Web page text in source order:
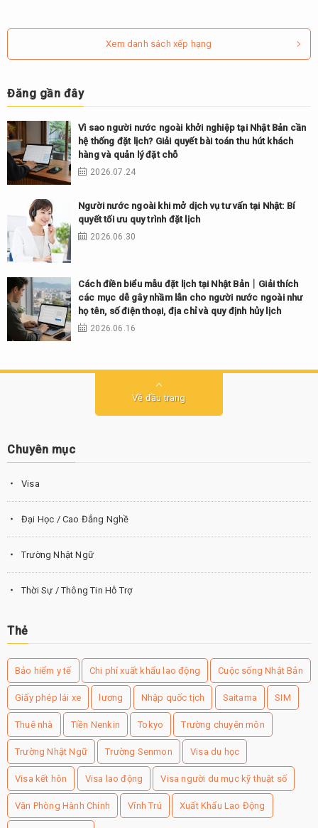
Xem danh sách xếp hạng
Đăng gần đây
Vì sao người nước ngoài khởi nghiệp tại Nhật Bản cần
hệ thống đặt lịch? Giải quyết bài toán thu hút khách
hàng và quản lý đặt chỗ
2026.07.24
Người nước ngoài khi mở dịch vụ tư vấn tại Nhật: Bí
quyết tối ưu quy trình đặt lịch
2026.06.30
Cách điền biểu mẫu đặt lịch tại Nhật Bản｜Giải thích
các mục dễ gây nhầm lẫn cho người nước ngoài như
họ tên, số điện thoại, địa chỉ và quy định hủy lịch
2026.06.16
Về đầu trang
Chuyên mục
Visa
Đại Học / Cao Đẳng Nghề
Trường Nhật Ngữ
Thời Sự / Thông Tin Hỗ Trợ
Thẻ
Bảo hiểm y tế Chi phí xuất khẩu lao động Cuộc sống Nhật Bản
Giấy phép lái xe lương Nhập quốc tịch Saitama SIM
Thuê nhà Tiền Nenkin Tokyo Trường chuyên môn
Trường Nhật Ngữ Trường Senmon Visa du học
Visa kết hôn Visa lao động Visa người du mục kỹ thuật số
Văn Phòng Hành Chính Vĩnh Trú Xuất Khẩu Lao Động